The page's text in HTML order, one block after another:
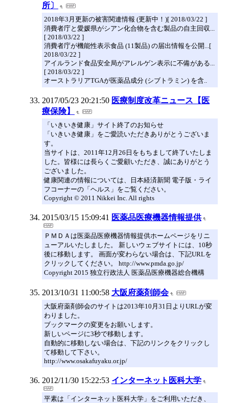
所〕
2018年3月更新の被害関連情報 (更新中！)[ 2018/03/22 ]
消費者庁と愛媛県がシアン化合物を含む製品の自主回収...
[ 2018/03/22 ]
消費者庁が機能性表示食品 (11製品) の届出情報を公開...[
2018/03/22 ]
アイルランド食品安全局がアレルゲン表示に不備がある...
[ 2018/03/22 ]
オーストラリアTGAが医薬品成分 (シブトラミン) を含..
2017/05/23 20:21:50 医療制度改革ニュース【医
療保険】
「いきいき健康」サイト終了のお知らせ
「いきいき健康」をご愛読いただきありがとうございま
す。
当サイトは、2011年12月26日をもちまして終了いたしま
した。皆様には長らくご愛顧いただき、誠にありがとう
ございました。
健康関連の情報については、日本経済新聞 電子版・ライ
フコーナーの「ヘルス」をご覧ください。
Copyright © 2011 Nikkei Inc. All rights
2015/03/15 15:09:41 医薬品医療機器情報提供
ＰＭＤＡは医薬品医療機器情報提供ホームページをリニ
ューアルいたしました。 新しいウェブサイトには、10秒
後に移動します。 画面が変わらない場合は、下記URLを
クリックしてください。 http://www.pmda.go.jp/
Copyright 2015 独立行政法人 医薬品医療機器総合機構
2013/10/31 11:00:58 大阪府薬剤師会
大阪府薬剤師会のサイトは2013年10月31日よりURLが変
わりました。
ブックマークの変更をお願いします。
新しいページに3秒で移動します。
自動的に移動しない場合は、下記のリンクをクリックし
て移動して下さい。
http://www.osakafuyaku.or.jp/
2012/11/30 15:22:53 インターネット医科大学
平素は「インターネット医科大学」をご利用いただき、